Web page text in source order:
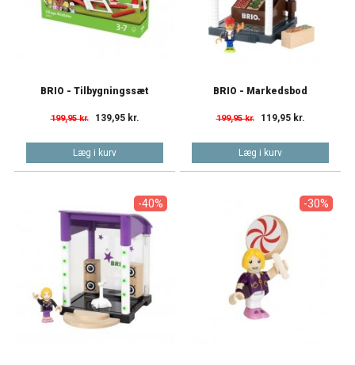
BRIO - Tilbygningssæt
199,95 kr. 139,95 kr.
Læg i kurv
BRIO - Markedsbod
199,95 kr. 119,95 kr.
Læg i kurv
-40% -30%